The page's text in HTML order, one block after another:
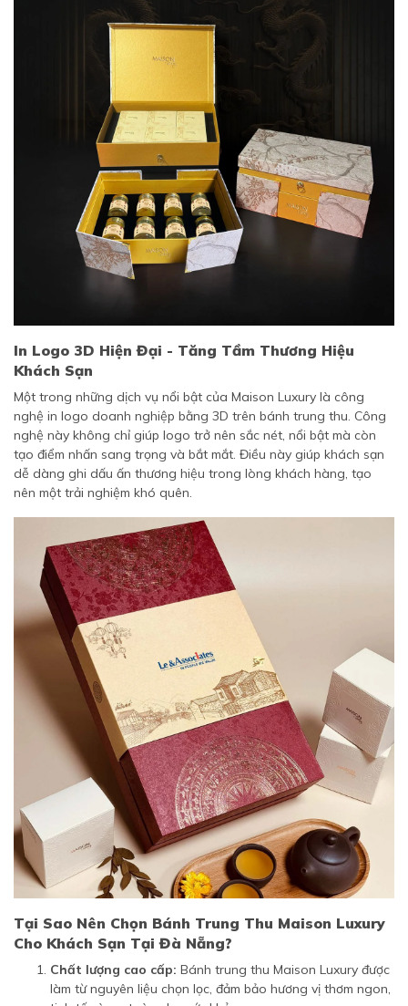
In Logo 3D Hiện Đại - Tăng Tầm Thương Hiệu
Khách Sạn
Một trong những dịch vụ nổi bật của Maison Luxury là công
nghệ in logo doanh nghiệp bằng 3D trên bánh trung thu. Công
nghệ này không chỉ giúp logo trở nên sắc nét, nổi bật mà còn
tạo điểm nhấn sang trọng và bắt mắt. Điều này giúp khách sạn
dễ dàng ghi dấu ấn thương hiệu trong lòng khách hàng, tạo
nên một trải nghiệm khó quên.
Tại Sao Nên Chọn Bánh Trung Thu Maison Luxury
Cho Khách Sạn Tại Đà Nẵng?
Chất lượng cao cấp: Bánh trung thu Maison Luxury được
làm từ nguyên liệu chọn lọc, đảm bảo hương vị thơm ngon,